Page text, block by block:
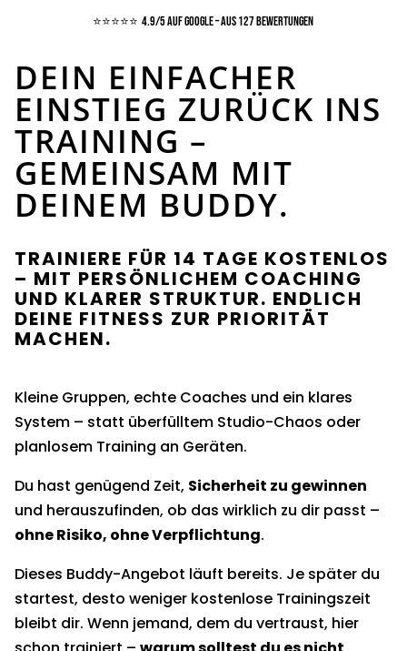
⭐⭐⭐⭐⭐ 4.9/5 auf Google – aus 127 Bewertungen
DEIN EINFACHER
EINSTIEG ZURÜCK INS
TRAINING –
GEMEINSAM MIT
DEINEM BUDDY.
TRAINIERE FÜR 14 TAGE KOSTENLOS
– MIT PERSÖNLICHEM COACHING
UND KLARER STRUKTUR. ENDLICH
DEINE FITNESS ZUR PRIORITÄT
MACHEN.
Kleine Gruppen, echte Coaches und ein klares
System – statt überfülltem Studio-Chaos oder
planlosem Training an Geräten.
Du hast genügend Zeit, Sicherheit zu gewinnen
und herauszufinden, ob das wirklich zu dir passt –
ohne Risiko, ohne Verpflichtung.
Dieses Buddy-Angebot läuft bereits. Je später du
startest, desto weniger kostenlose Trainingszeit
bleibt dir. Wenn jemand, dem du vertraust, hier